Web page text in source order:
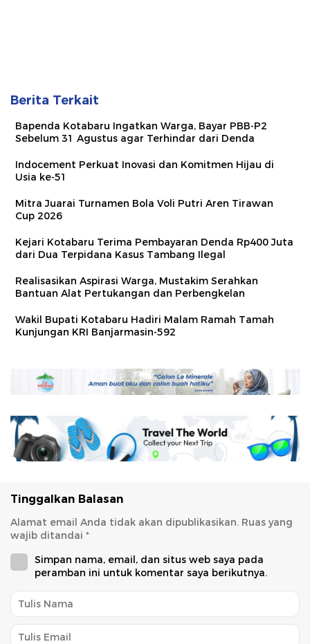
Berita Terkait
Bapenda Kotabaru Ingatkan Warga, Bayar PBB-P2
Sebelum 31 Agustus agar Terhindar dari Denda
Indocement Perkuat Inovasi dan Komitmen Hijau di
Usia ke-51
Mitra Juarai Turnamen Bola Voli Putri Aren Tirawan
Cup 2026
Kejari Kotabaru Terima Pembayaran Denda Rp400 Juta
dari Dua Terpidana Kasus Tambang Ilegal
Realisasikan Aspirasi Warga, Mustakim Serahkan
Bantuan Alat Pertukangan dan Perbengkelan
Wakil Bupati Kotabaru Hadiri Malam Ramah Tamah
Kunjungan KRI Banjarmasin-592
Tinggalkan Balasan
Alamat email Anda tidak akan dipublikasikan. Ruas yang
wajib ditandai *
Simpan nama, email, dan situs web saya pada
peramban ini untuk komentar saya berikutnya.